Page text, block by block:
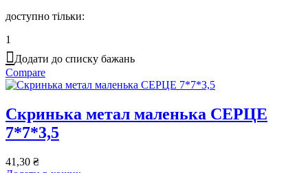
доступно тільки:
1
Додати до списку бажань
Compare
Скринька метал маленька СЕРЦЕ
7*7*3,5
41,30 ₴